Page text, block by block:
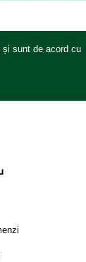
sunt de acord cu